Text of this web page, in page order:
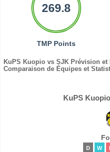
269.8
TMP Points
KuPS Kuopio vs SJK Prévision et
Comparaison de Équipes et
KuPS
D W